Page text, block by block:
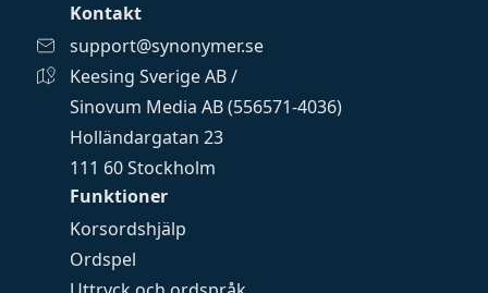
Funktioner
Korsordshjälp
Ordspel
Kontakt
support@synonymer.se
Keesing Sverige AB /
Sinovum Media AB (556571-4036)
Holländargatan 23
111 60 Stockholm